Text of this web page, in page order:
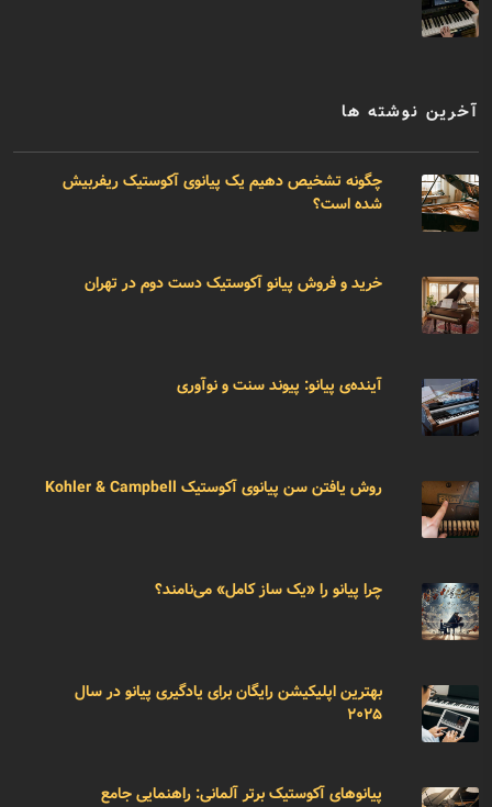
آخرین نوشته ها
چگونه تشخیص دهیم یک پیانوی آکوستیک ریفربیش
شده است؟
خرید و فروش پیانو آکوستیک دست دوم در تهران
آینده‌ی پیانو: پیوند سنت و نوآوری
روش یافتن سن پیانوی آکوستیک Kohler & Campbell
چرا پیانو را «یک ساز کامل» می‌نامند؟
بهترین اپلیکیشن رایگان برای یادگیری پیانو در سال
۲۰۲۵
پیانوهای آکوستیک برتر آلمانی: راهنمایی جامع